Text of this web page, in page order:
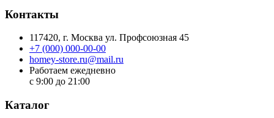
Контакты
117420, г. Москва ул. Профсоюзная 45
+7 (000) 000-00-00
homey-store.ru@mail.ru
Работаем ежедневно
с 9:00 до 21:00
Каталог